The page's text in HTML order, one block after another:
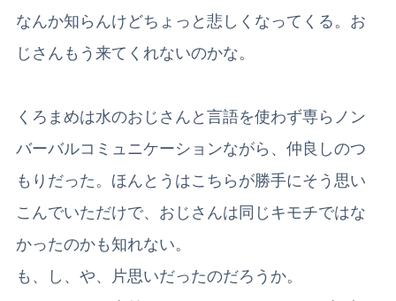
なんか知らんけどちょっと悲しくなってくる。お
じさんもう来てくれないのかな。
くろまめは水のおじさんと言語を使わず専らノン
バーバルコミュニケーションながら、仲良しのつ
もりだった。ほんとうはこちらが勝手にそう思い
こんでいただけで、おじさんは同じキモチではな
かったのかも知れない。
も、し、や、片思いだったのだろうか。